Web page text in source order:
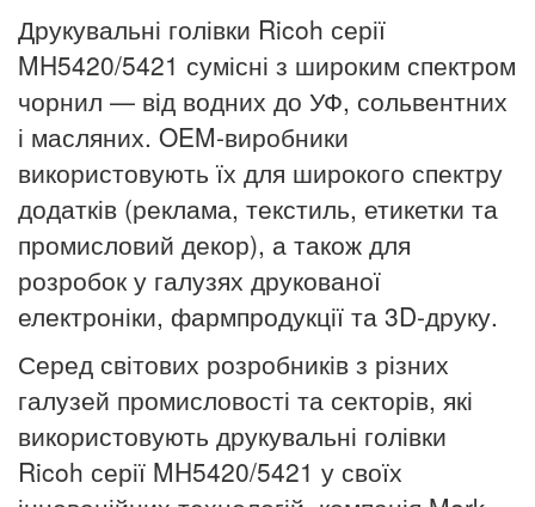
Друкувальні голівки Ricoh серії
MH5420/5421 сумісні з широким спектром
чорнил — від водних до УФ, сольвентних
і масляних. OEM-виробники
використовують їх для широкого спектру
додатків (реклама, текстиль, етикетки та
промисловий декор), а також для
розробок у галузях друкованої
електроніки, фармпродукції та 3D-друку.
Серед світових розробників з різних
галузей промисловості та секторів, які
використовують друкувальні голівки
Ricoh серії MH5420/5421 у своїх